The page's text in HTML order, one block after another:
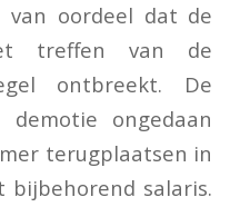
van oordeel dat de
treffen van de
ontbreekt. De
ongedaan
terugplaatsen in
bijbehorend salaris.